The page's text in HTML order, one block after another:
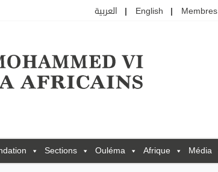
العربية English Membres
Sections Ouléma Afrique Média